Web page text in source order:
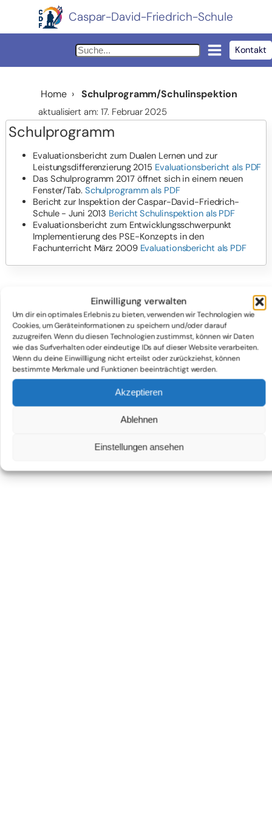
Einwilligung verwalten
Um dir ein optimales Erlebnis zu bieten, verwenden wir Technologien wie
Cookies, um Geräteinformationen zu speichern und/oder darauf
zuzugreifen. Wenn du diesen Technologien zustimmst, können wir Daten
wie das Surfverhalten oder eindeutige IDs auf dieser Website verarbeiten.
Wenn du deine Einwillligung nicht erteilst oder zurückziehst, können
bestimmte Merkmale und Funktionen beeinträchtigt werden.
Akzeptieren
Ablehnen
Einstellungen ansehen
Caspar-David-Friedrich-Schule
Kontakt
Home › Schulprogramm/Schulinspektion
aktualisiert am: 17. Februar 2025
Schulprogramm
Evaluationsbericht zum Dualen Lernen und zur
Leistungsdifferenzierung 2015 Evaluationsbericht als PDF
Das Schulprogramm 2017 öffnet sich in einem neuen
Fenster/Tab. Schulprogramm als PDF
Bericht zur Inspektion der Caspar-David-Friedrich-
Schule - Juni 2013 Bericht Schulinspektion als PDF
Evaluationsbericht zum Entwicklungsschwerpunkt
Implementierung des PSE-Konzepts in den
Fachunterricht März 2009 Evaluationsbericht als PDF